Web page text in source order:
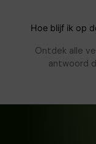
Hoe blijf ik op
Ontdek alle
antwoord